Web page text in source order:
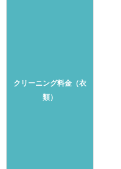
クリーニング料金（衣
類）